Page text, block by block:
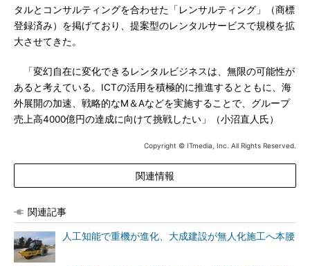
タルとコンサルティングを合わせた「レンサルティング」（商標
登録済み）を掲げており、提案型のレンタルサービスで規模を拡
大させてきた。
「変幻自在に変化できるレンタルビジネスは、無限の可能性が
あると考えている。ICTの活用を積極的に推進するとともに、海
外展開の加速、戦略的なM＆Aなどを実施することで、グループ
売上高4000億円の達成に向けて挑戦したい」（小沼直人氏）
Copyright © ITmedia, Inc. All Rights Reserved.
関連情報
関連記事
人工知能で重機が進化、大成建設が無人化施工へ本腰